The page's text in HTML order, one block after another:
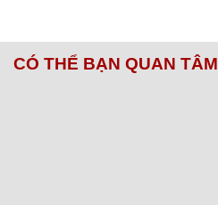
CÓ THỂ BẠN QUAN TÂM